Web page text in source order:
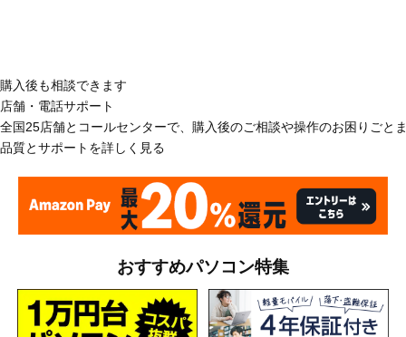
購入後も相談できます
店舗・電話サポート
全国25店舗とコールセンターで、購入後のご相談や操作のお困りごと
品質とサポートを詳しく見る
おすすめパソコン特集